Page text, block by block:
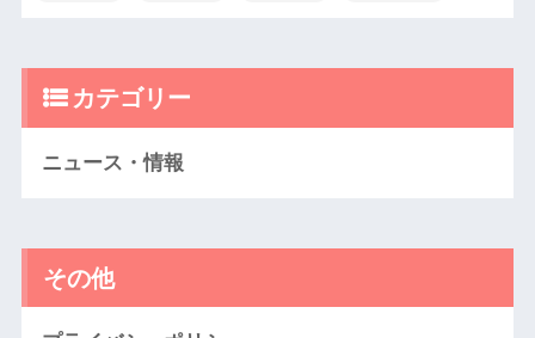
カテゴリー
ニュース・情報
その他